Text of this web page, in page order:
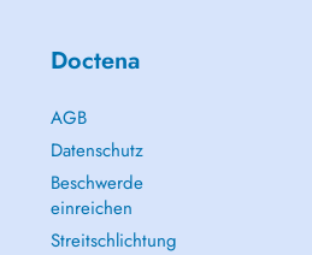
Doctena
AGB
Datenschutz
Beschwerde
einreichen
Streitschlichtung